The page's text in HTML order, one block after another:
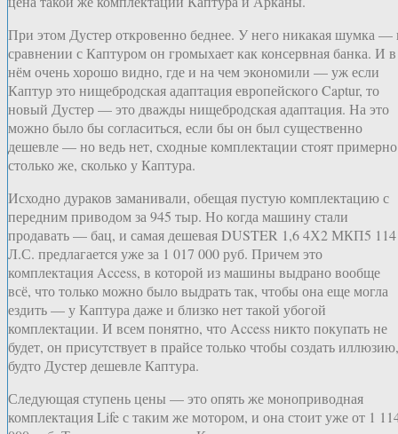
При этом Дустер откровенно беднее. У него никакая шумка —
сравнении с Каптуром он громыхает как консервная банка. И в
нём очень хорошо видно, где и на чем экономили — уж если
Каптур это нищебродская адаптация европейского Captur, то
новый Дустер — это дважды нищебродская адаптация. На это
можно было бы согласиться, если бы он был существенно
дешевле — но ведь нет, сходные комплектации стоят примерно
столько же, сколько у Каптура.
Исходно дураков заманивали, обещая пустую комплектацию с
передним приводом за 945 тыр. Но когда машину стали
продавать — бац, и самая дешевая DUSTER 1,6 4Х2 МКП5 114
Л.С. предлагается уже за 1 017 000 руб. Причем это
комплектация Access, в которой из машины выдрано вообще
всё, что только можно было выдрать так, чтобы она еще могла
ездить — у Каптура даже и близко нет такой убогой
комплектации. И всем понятно, что Access никто покупать не
будет, он присутствует в прайсе только чтобы создать иллюзию,
будто Дустер дешевле Каптура.
Следующая ступень цены — это опять же моноприводная
комплектация Life с таким же мотором, и она стоит уже от 1